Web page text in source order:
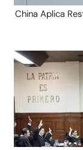
China Aplica